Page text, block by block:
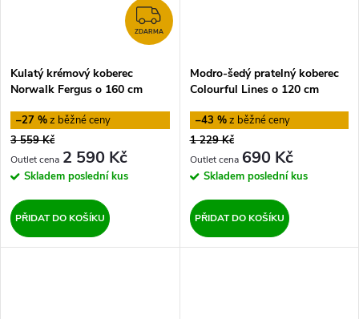
ZDARMA
ZDARMA
Kulatý krémový koberec
Norwalk Fergus o 160 cm
–27 %
3 559 Kč
2 590 Kč
Skladem poslední kus
PŘIDAT DO KOŠÍKU
Modro-šedý pratelný koberec
Colourful Lines o 120 cm
–43 %
1 229 Kč
690 Kč
Skladem poslední kus
PŘIDAT DO KOŠÍKU